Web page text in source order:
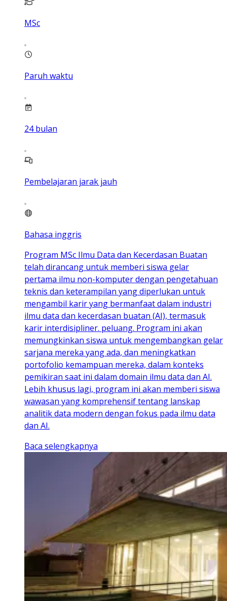
MSc
Paruh waktu
24 bulan
Pembelajaran jarak jauh
Bahasa inggris
Program MSc Ilmu Data dan Kecerdasan Buatan
telah dirancang untuk memberi siswa gelar
pertama ilmu non-komputer dengan pengetahuan
teknis dan keterampilan yang diperlukan untuk
mengambil karir yang bermanfaat dalam industri
ilmu data dan kecerdasan buatan (AI), termasuk
karir interdisipliner. peluang. Program ini akan
memungkinkan siswa untuk mengembangkan gelar
sarjana mereka yang ada, dan meningkatkan
portofolio kemampuan mereka, dalam konteks
pemikiran saat ini dalam domain ilmu data dan AI.
Lebih khusus lagi, program ini akan memberi siswa
wawasan yang komprehensif tentang lanskap
analitik data modern dengan fokus pada ilmu data
dan AI.
Baca selengkapnya